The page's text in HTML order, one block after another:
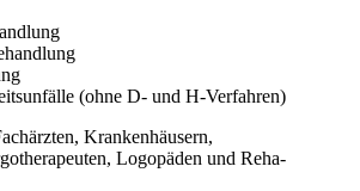
(ohne D- und H-Verfahren)
Krankenhäusern,
Logopäden und Reha-